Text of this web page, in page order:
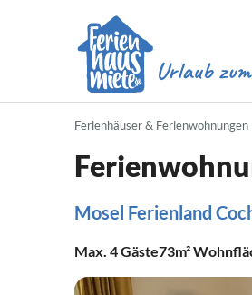
Ferienhäuser & Ferienwohnungen
Mosel Ferienland
Max. 4Gäste73m²